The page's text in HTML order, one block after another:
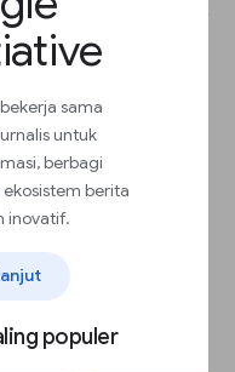
sama
untuk
berbagi
berita
inovatif.
populer
bulan lalu?”